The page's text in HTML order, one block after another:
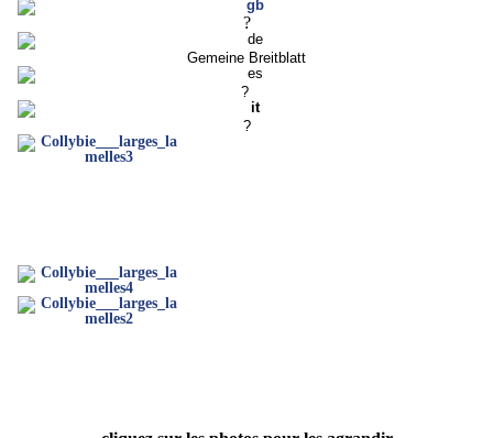
?
Gemeine Breitblatt
?
?